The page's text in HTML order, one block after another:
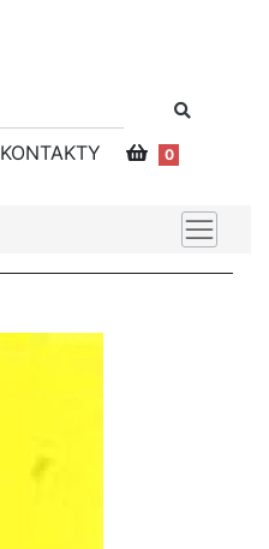
KONTAKTY 0